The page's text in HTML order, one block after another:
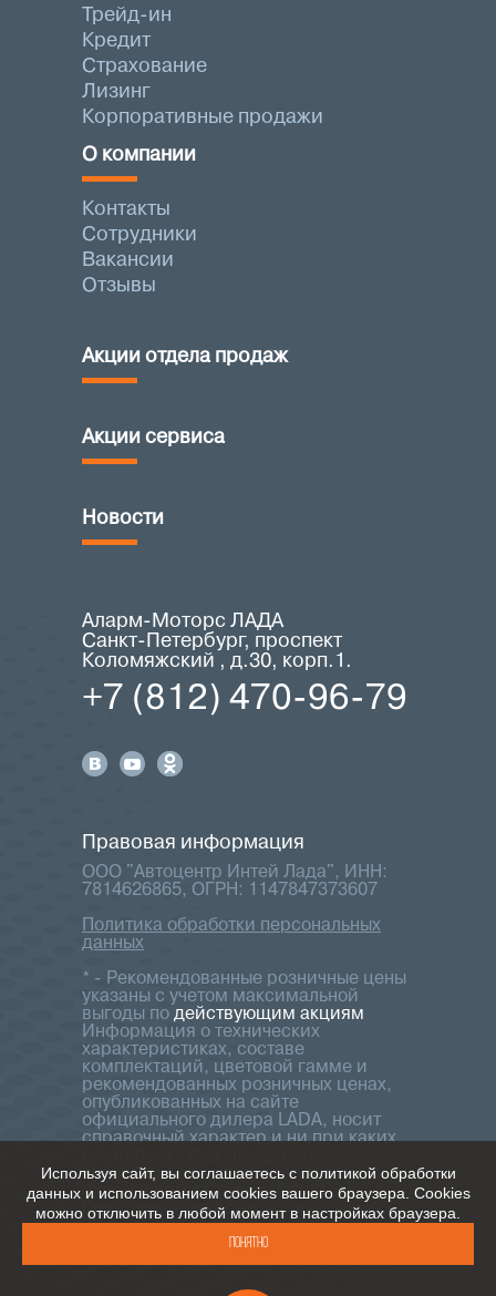
Трейд-ин
Кредит
Страхование
Лизинг
Корпоративные продажи
О компании
Контакты
Сотрудники
Вакансии
Отзывы
Акции отдела продаж
Акции сервиса
Новости
Аларм-Моторс ЛАДА
Санкт-Петербург, проспект
Коломяжский , д.30, корп.1.
+7 (812) 470-96-79
Правовая информация
ООО "Автоцентр Интей Лада", ИНН:
7814626865, ОГРН: 1147847373607
Политика обработки персональных
данных
* - Рекомендованные розничные цены
указаны с учетом максимальной
выгоды по действующим акциям
Информация о технических
характеристиках, составе
комплектаций, цветовой гамме и
рекомендованных розничных ценах,
опубликованных на сайте
официального дилера LADA, носит
справочный характер и ни при каких
публичной офертой, определяемой
положениями Статьи 437 ч.2
Гражданского кодекса Российской
Федерации. Для получения
подробной информации обращайтесь
к консультантам нашего автосалона.
Используя сайт, вы соглашаетесь с политикой обработки
данных и использованием cookies вашего браузера. Cookies
можно отключить в любой момент в настройках браузера.
Понятно